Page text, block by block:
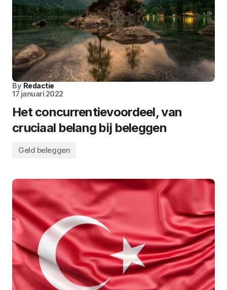
By Redactie
17 januari 2022
Het concurrentievoordeel, van
cruciaal belang bij beleggen
Geld beleggen